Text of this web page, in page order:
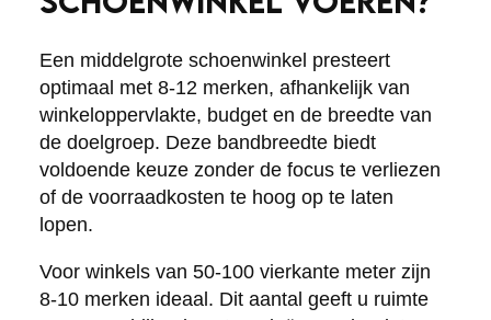
Een middelgrote schoenwinkel presteert
optimaal met 8-12 merken, afhankelijk van
winkeloppervlakte, budget en de breedte van
de doelgroep. Deze bandbreedte biedt
voldoende keuze zonder de focus te verliezen
of de voorraadkosten te hoog op te laten
lopen.
Voor winkels van 50-100 vierkante meter zijn
8-10 merken ideaal. Dit aantal geeft u ruimte